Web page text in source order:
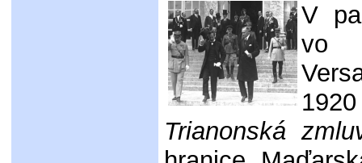
V
vo
Trianonská